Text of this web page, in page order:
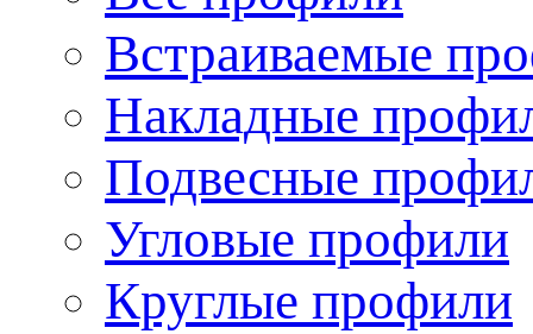
Встраиваемые
Накладные
Подвесные
Угловые профили
Круглые профили